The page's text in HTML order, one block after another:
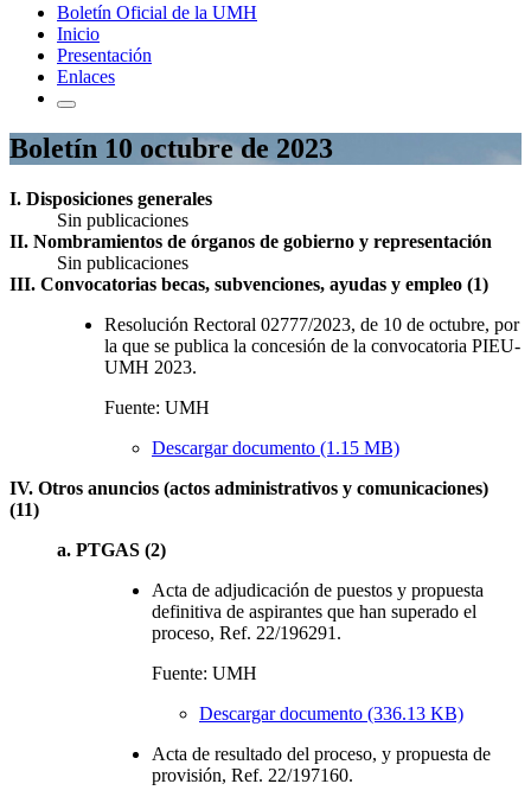
Boletín Oficial de la UMH
Inicio
Presentación
Enlaces
Boletín 10 octubre de 2023
I. Disposiciones generales
Sin publicaciones
II. Nombramientos de órganos de gobierno y representación
Sin publicaciones
III. Convocatorias becas, subvenciones, ayudas y empleo (1)
Resolución Rectoral 02777/2023, de 10 de octubre, por
la que se publica la concesión de la convocatoria PIEU-
UMH 2023.
Fuente: UMH
Descargar documento (1.15 MB)
IV. Otros anuncios (actos administrativos y comunicaciones)
(11)
a. PTGAS (2)
Acta de adjudicación de puestos y propuesta
definitiva de aspirantes que han superado el
proceso, Ref. 22/196291.
Fuente: UMH
Descargar documento (336.13 KB)
Acta de resultado del proceso, y propuesta de
provisión, Ref. 22/197160.